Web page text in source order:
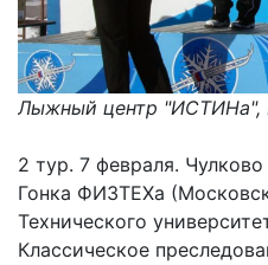
Лыжный центр "ИСТИНа",
2 тур. 7 февраля.
Гонка ФИЗТЕХа
Технического
Классическое